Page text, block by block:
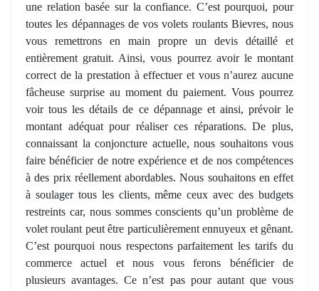
une relation basée sur la confiance. C’est pourquoi, pour
toutes les dépannages de vos volets roulants Bievres, nous
vous remettrons en main propre un devis détaillé et
entièrement gratuit. Ainsi, vous pourrez avoir le montant
correct de la prestation à effectuer et vous n’aurez aucune
fâcheuse surprise au moment du paiement. Vous pourrez
voir tous les détails de ce dépannage et ainsi, prévoir le
montant adéquat pour réaliser ces réparations. De plus,
connaissant la conjoncture actuelle, nous souhaitons vous
faire bénéficier de notre expérience et de nos compétences
à des prix réellement abordables. Nous souhaitons en effet
à soulager tous les clients, même ceux avec des budgets
restreints car, nous sommes conscients qu’un problème de
volet roulant peut être particulièrement ennuyeux et gênant.
C’est pourquoi nous respectons parfaitement les tarifs du
commerce actuel et nous vous ferons bénéficier de
plusieurs avantages. Ce n’est pas pour autant que vous